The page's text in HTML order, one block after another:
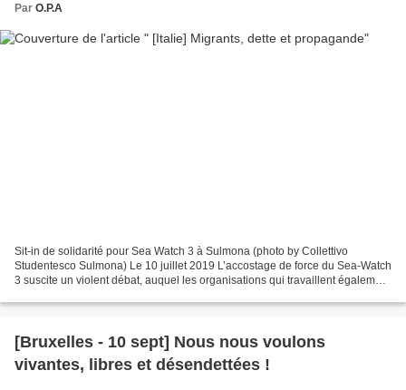
Par O.P.A
Sit-in de solidarité pour Sea Watch 3 à Sulmona (photo by Collettivo
Studentesco Sulmona) Le 10 juillet 2019 L’accostage de force du Sea-Watch
3 suscite un violent débat, auquel les organisations qui travaillent également
[Bruxelles - 10 sept] Nous nous voulons
vivantes, libres et désendettées !